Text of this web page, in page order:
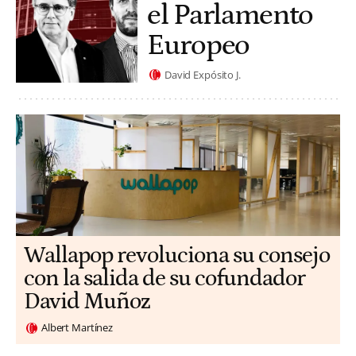
el Parlamento
Europeo
David Expósito J.
Wallapop revoluciona su consejo
con la salida de su cofundador
David Muñoz
Albert Martínez